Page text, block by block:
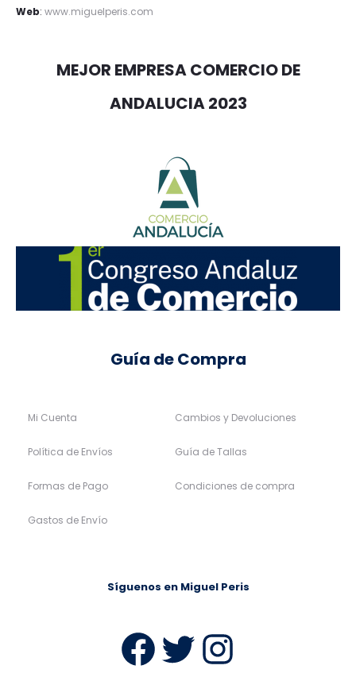
Web: www.miguelperis.com
MEJOR EMPRESA COMERCIO DE
ANDALUCIA 2023
Guía de Compra
Mi Cuenta
Política de Envíos
Formas de Pago
Gastos de Envío
Cambios y Devoluciones
Guía de Tallas
Condiciones de compra
Síguenos en Miguel Peris
Facebook
Twitter